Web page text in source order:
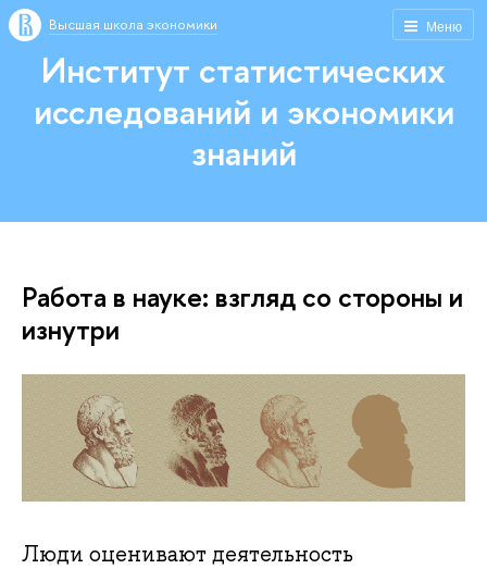
Меню
Высшая школа экономики
Институт статистических
исследований и экономики
знаний
Работа в науке: взгляд со стороны и
изнутри
Люди оценивают деятельность